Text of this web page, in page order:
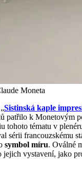
Moneta
Sistinská kaple
patřilo k Monetovým
tohoto tématu v
sérii francouzskému
symbol míru. Oválné
jejich vystavení, jako